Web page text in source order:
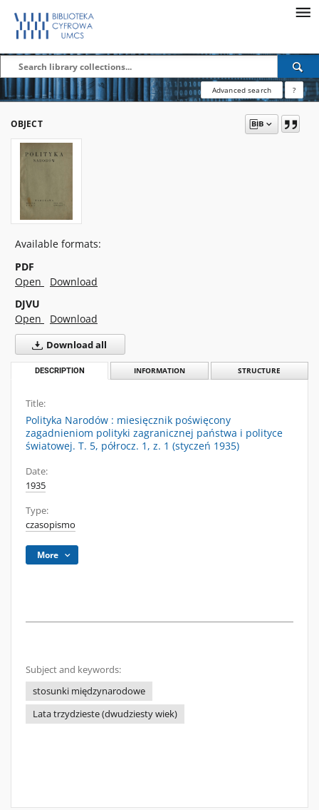
Advanced search ?
OBJECT
Available formats:
PDF
Open
Download
DJVU
Open
Download
Download all
DESCRIPTION INFORMATION STRUCTURE
Title:
Polityka Narodów : miesięcznik poświęcony
zagadnieniom polityki zagranicznej państwa i polityce
światowej. T. 5, półrocz. 1, z. 1 (styczeń 1935)
Date:
1935
Type:
czasopismo
More
Subject and keywords:
stosunki międzynarodowe
Lata trzydzieste (dwudziesty wiek)